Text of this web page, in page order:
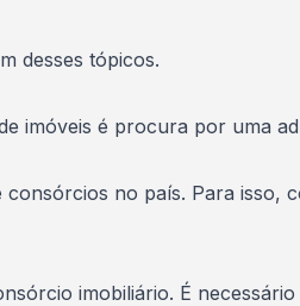
desses tópicos.
imóveis é procura por uma
no país. Para isso,
imobiliário. É